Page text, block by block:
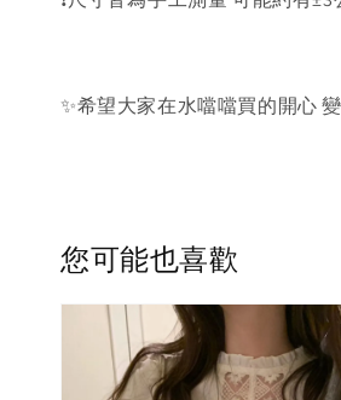
✨希望大家在水噹噹買的開心
您可能也喜歡